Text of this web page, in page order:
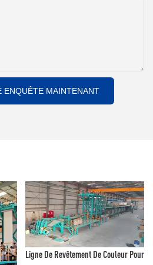
ENQUÊTE MAINTENANT
Ligne De Revêtement De Couleur Pour